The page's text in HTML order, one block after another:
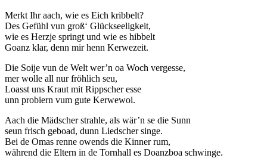
Merkt Ihr aach, wie es Eich kribbelt?
Des Gefühl vun groß‘ Glückseeligkeit,
wie es Herzje springt und wie es hibbelt
Goanz klar, denn mir henn Kerwezeit.
Die Soije vun de Welt wer’n oa Woch vergesse,
mer wolle all nur fröhlich seu,
Loasst uns Kraut mit Rippscher esse
unn probiern vum gute Kerwewoi.
Aach die Mädscher strahle, als wär’n se die Sunn
seun frisch geboad, dunn Liedscher singe.
Bei de Omas renne owends die Kinner rum,
während die Eltern in de Tornhall es Doanzboa schwinge.